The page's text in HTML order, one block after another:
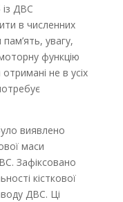
із ДВС
в численних
увагу,
функцію
не в усіх
виявлено
маси
Зафіксовано
кісткової
ДВС. Ці